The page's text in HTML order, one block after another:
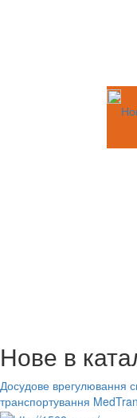
Нове в
Досудове врегулювання
транспортування